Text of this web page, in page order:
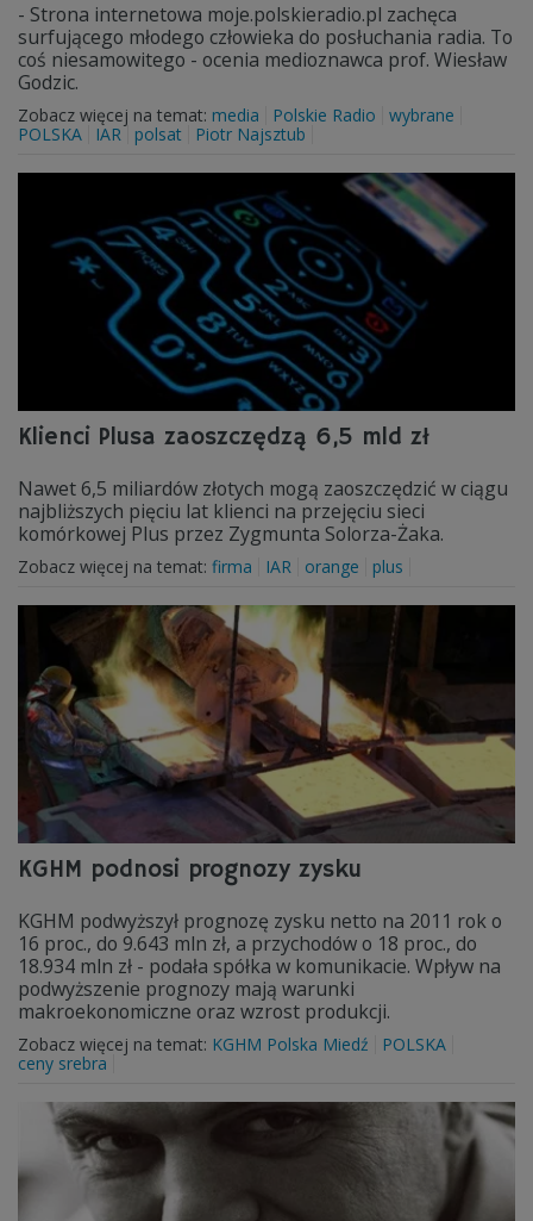
- Strona internetowa moje.polskieradio.pl zachęca
surfującego młodego człowieka do posłuchania radia. To
coś niesamowitego - ocenia medioznawca prof. Wiesław
Godzic.
Zobacz więcej na temat: media Polskie Radio
wybrane
POLSKA
IAR polsat Piotr Najsztub
Klienci Plusa zaoszczędzą 6,5 mld zł
Nawet 6,5 miliardów złotych mogą zaoszczędzić w ciągu
najbliższych pięciu lat klienci na przejęciu sieci
komórkowej Plus przez Zygmunta Solorza-Żaka.
Zobacz więcej na temat: firma IAR orange plus
KGHM podnosi prognozy zysku
KGHM podwyższył prognozę zysku netto na 2011 rok o
16 proc., do 9.643 mln zł, a przychodów o 18 proc., do
18.934 mln zł - podała spółka w komunikacie. Wpływ na
podwyższenie prognozy mają warunki
makroekonomiczne oraz wzrost produkcji.
Zobacz więcej na temat: KGHM Polska Miedź
POLSKA
ceny srebra